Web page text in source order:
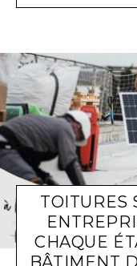
TOITURES
CHAQUE
BÂTIMENT